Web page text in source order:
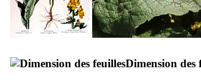
Dimension des